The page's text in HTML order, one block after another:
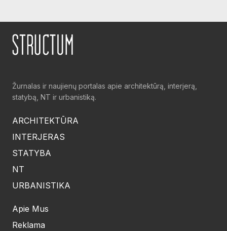
Žurnalas ir naujienų portalas apie architektūrą, interjerą,
statybą, NT ir urbanistiką.
ARCHITEKTŪRA
INTERJERAS
STATYBA
NT
URBANISTIKA
Apie Mus
Reklama